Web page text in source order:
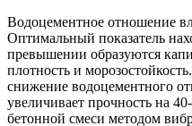
Водоцементное отношение
Оптимальный показатель
превышении образуются
плотность и
снижение водоцементного
увеличивает прочность на
бетонной смеси методом